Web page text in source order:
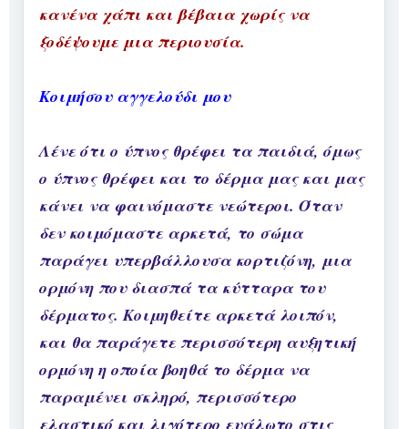
κανένα χάπι και βέβαια χωρίς να
ξοδέψουμε μια περιουσία.
Κοιμήσου αγγελούδι μου
Λένε ότι ο ύπνος θρέφει τα παιδιά, όμως
ο ύπνος θρέφει και το δέρμα μας και μας
κάνει να φαινόμαστε νεώτεροι. Όταν
δεν κοιμόμαστε αρκετά, το σώμα
παράγει υπερβάλλουσα κορτιζόνη, μια
ορμόνη που διασπά τα κύτταρα του
δέρματος. Κοιμηθείτε αρκετά λοιπόν,
και θα παράγετε περισσότερη αυξητική
ορμόνη η οποία βοηθά το δέρμα να
παραμένει σκληρό, περισσότερο
ελαστικό και λιγότερο ευάλωτο στις